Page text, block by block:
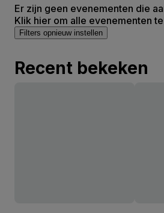
Er zijn geen evenementen die
Klik hier om alle evenementen
Filters opnieuw instellen
Recent bekeken